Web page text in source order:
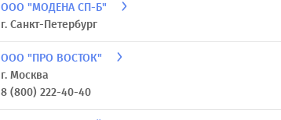
ООО "МОДЕНА СП-Б"
г. Санкт-Петербург
ООО "ПРО ВОСТОК"
г. Москва
8 (800) 222-40-40